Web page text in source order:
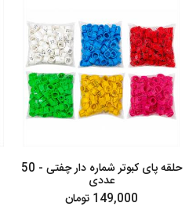
حلقه پای کبوتر شماره دار چفتی - 50
عددی
149,000 تومان